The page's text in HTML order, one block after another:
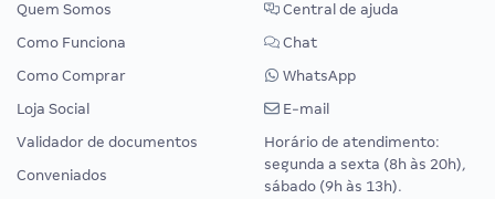
Quem Somos
Como Funciona
Como Comprar
Loja Social
Validador de documentos
Conveniados
Central de ajuda
Chat
WhatsApp
E-mail
Horário de atendimento:
segunda a sexta (8h às 20h),
sábado (9h às 13h).